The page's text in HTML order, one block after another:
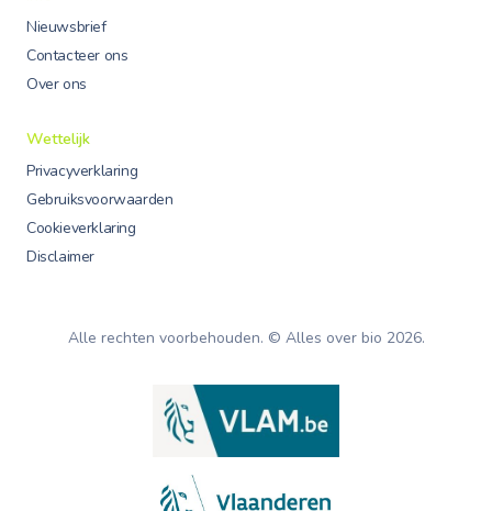
Nieuwsbrief
Contacteer ons
Over ons
Wettelijk
Privacyverklaring
Gebruiksvoorwaarden
Cookieverklaring
Disclaimer
Alle rechten voorbehouden. © Alles over bio 2026.